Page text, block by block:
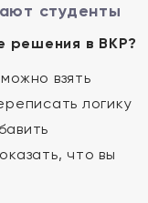
студенты
решения в ВКР?
взять
логику
что вы